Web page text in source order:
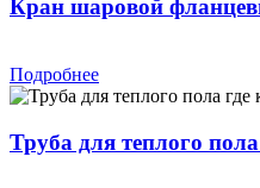
Кран шаровой
Подробнее
Труба для теплого